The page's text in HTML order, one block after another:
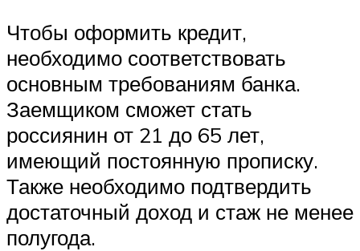
Чтобы оформить кредит,
необходимо соответствовать
основным требованиям банка.
Заемщиком сможет стать
россиянин от 21 до 65 лет,
имеющий постоянную прописку.
Также необходимо подтвердить
достаточный доход и стаж не менее
полугода.